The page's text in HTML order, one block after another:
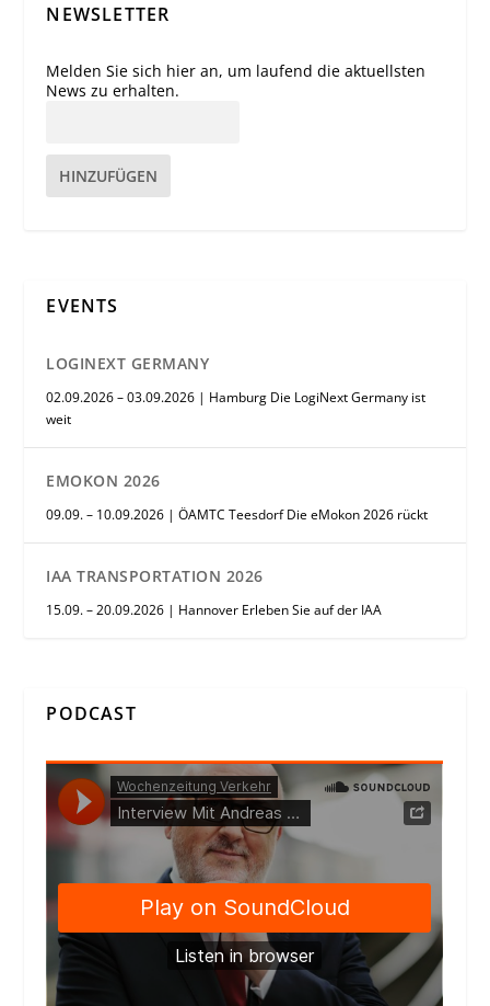
NEWSLETTER
Melden Sie sich hier an, um laufend die aktuellsten
News zu erhalten.
HINZUFÜGEN
EVENTS
LOGINEXT GERMANY
02.09.2026 – 03.09.2026 | Hamburg Die LogiNext Germany ist
weit
EMOKON 2026
09.09. – 10.09.2026 | ÖAMTC Teesdorf Die eMokon 2026 rückt
IAA TRANSPORTATION 2026
15.09. – 20.09.2026 | Hannover Erleben Sie auf der IAA
PODCAST